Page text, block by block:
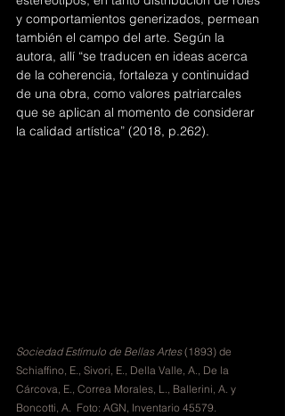
y comportamientos generizados, permean
también el campo del arte. Según la
autora, allí “se traducen en ideas acerca
de la coherencia, fortaleza y continuidad
de una obra, como valores patriarcales
que se aplican al momento de considerar
la calidad artística” (2018, p.262).
Sociedad Estímulo de Bellas Artes (1893) de
Schiaffino, E., Sivori, E., Della Valle, A., De la
Cárcova, E., Correa Morales, L., Ballerini, A. y
Boncotti, A.  Foto: AGN, Inventario 45579.